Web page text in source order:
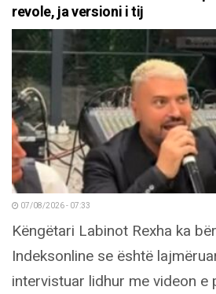
revole, ja versioni i tij
07/08/2026 - 07:33
Këngëtari Labinot Rexha ka
Indeksonline se është
intervistuar lidhur me videon e